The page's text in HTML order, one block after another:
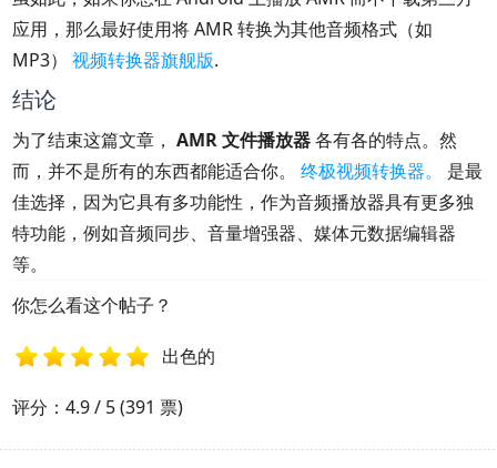
应用，那么最好使用将 AMR 转换为其他音频格式（如
MP3）视频转换器旗舰版.
结论
为了结束这篇文章，AMR 文件播放器各有各的特点。然
而，并不是所有的东西都能适合你。终极视频转换器。
是最
佳选择，因为它具有多功能性，作为音频播放器具有更多独
特功能，例如音频同步、音量增强器、媒体元数据编辑器
等。
你怎么看这个帖子？
1 2 3 4 5
出色的
评分：4.9 / 5 (391 票)